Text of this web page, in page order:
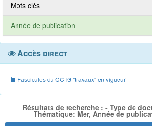
Mots clés
Année de publication
Accès direct
Fascicules du CCTG "travaux" en vigueur
Résultats de recherche : - Type de
Thématique: Mer, Année de